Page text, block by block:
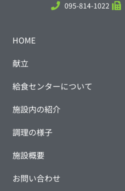
095-814-1022
HOME
献立
給食センターについて
施設内の紹介
調理の様子
施設概要
お問い合わせ